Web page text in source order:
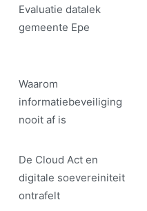
Evaluatie datalek
gemeente Epe
Waarom
informatiebeveiliging
nooit af is
De Cloud Act en
digitale soe­ve­rei­ni­teit
ontrafelt